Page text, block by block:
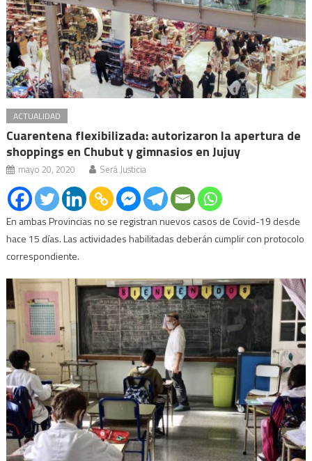
ACTUALIDAD
Cuarentena flexibilizada: autorizaron la apertura de
shoppings en Chubut y gimnasios en Jujuy
mayo 20, 2020 Será Justicia
En ambas Provincias no se registran nuevos casos de Covid-19 desde
hace 15 días. Las actividades habilitadas deberán cumplir con protocolo
correspondiente.